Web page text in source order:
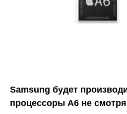
Samsung будет
процессоры А6 не